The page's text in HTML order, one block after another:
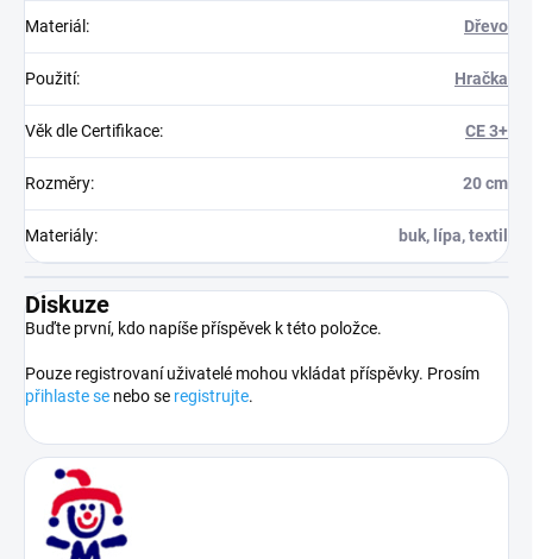
Materiál : Dřevo
Použití: Hračka
Věk dle Certifikace: CE 3+
Rozměry: 20 cm
Materiály: buk, lípa, textil
Diskuze
Buďte první, kdo napíše příspěvek k této položce.
Pouze registrovaní uživatelé mohou vkládat příspěvky. Prosím
přihlaste se nebo se registrujte.